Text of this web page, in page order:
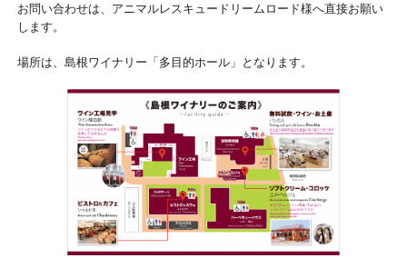
お問い合わせは、アニマルレスキュードリームロード様へ直接お願い
します。
場所は、島根ワイナリー「多目的ホール」となります。